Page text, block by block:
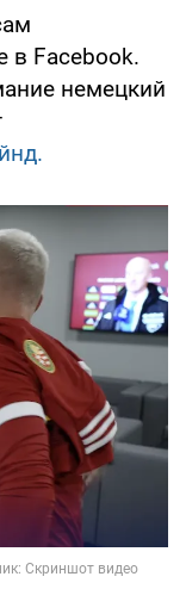
в Facebook.
немецкий